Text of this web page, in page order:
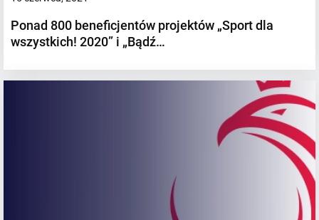
Ponad 800 beneficjentów projektów „Sport dla
wszystkich! 2020” i „Bądź…